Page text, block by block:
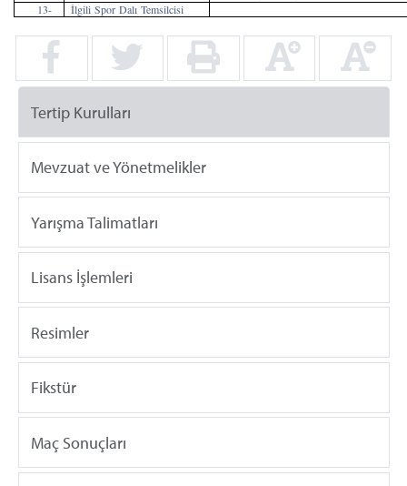
13-
İlgili Spor Dalı Temsilcisi
Tertip Kurulları
Mevzuat ve Yönetmelikler
Yarışma Talimatları
Lisans İşlemleri
Resimler
Fikstür
Maç Sonuçları